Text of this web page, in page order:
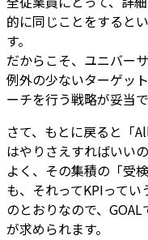
的に同じことをすると
す。
だからこそ、ユニバー
例外の少ないターゲッ
ーチを行う戦略が妥当で
さて、もとに戻ると「
はやりさえすればいい
よく、その集積の「受
も、それってKPIって
のとおりなので、
が求められます。